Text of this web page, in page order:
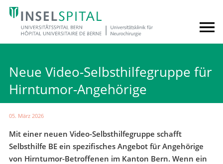
Neue Video-Selbsthilfegruppe für
Hirntumor-Angehörige
05. März 2026
Mit einer neuen Video-Selbsthilfegruppe schafft
Selbsthilfe BE ein spezifisches Angebot für Angehörige
von Hirntumor-Betroffenen im Kanton Bern. Wenn ein